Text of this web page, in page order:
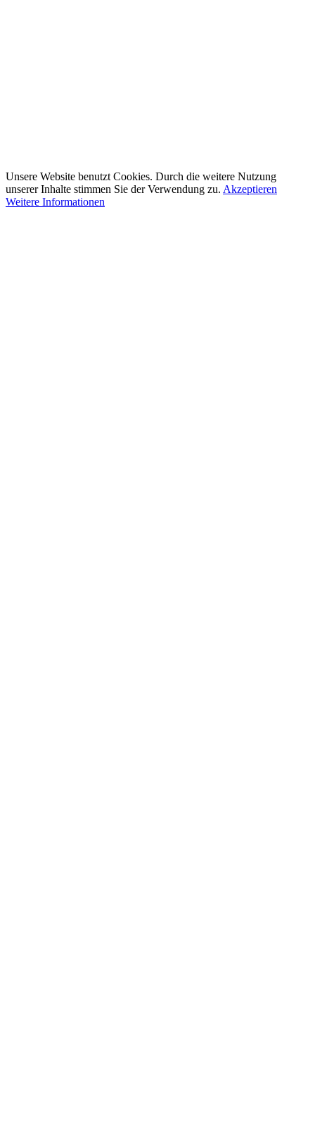
Unsere Website benutzt Cookies. Durch die weitere Nutzung
unserer Inhalte stimmen Sie der Verwendung zu. Akzeptieren
Weitere Informationen